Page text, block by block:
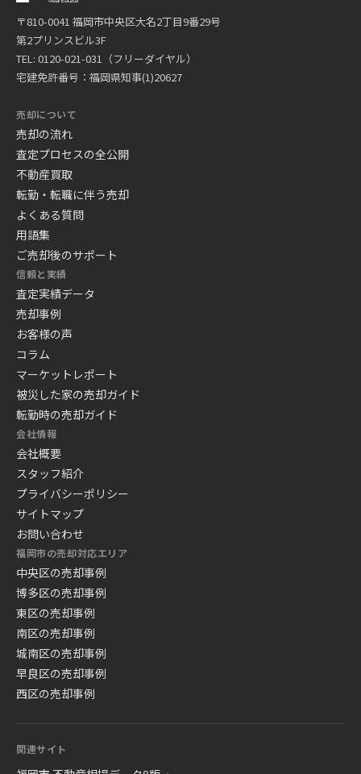
〒810-0041 福岡市中央区大名2丁目9番29号
第2プリンスビル3F
TEL: 0120-021-031（フリーダイヤル）
宅建免許番号：福岡県知事(1)20627
売却について
売却の流れ
査定プロセスの全公開
不動産買取
転勤・転職に伴う売却
よくある質問
用語集
ご売却後のサポート
信頼と実績
査定実績データ
売却事例
お客様の声
コラム
マーケットレポート
被災した家の売却ガイド
転勤時の売却ガイド
会社情報
会社概要
スタッフ紹介
プライバシーポリシー
サイトマップ
お問い合わせ
福岡市の売却対応エリア
中央区の売却事例
博多区の売却事例
東区の売却事例
南区の売却事例
城南区の売却事例
早良区の売却事例
西区の売却事例
関連サイト